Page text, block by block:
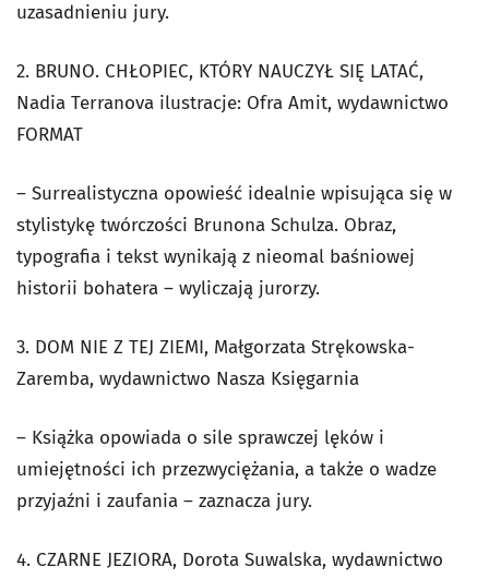
uzasadnieniu jury.
2. BRUNO. CHŁOPIEC, KTÓRY NAUCZYŁ SIĘ LATAĆ,
Nadia Terranova ilustracje: Ofra Amit, wydawnictwo
FORMAT
– Surrealistyczna opowieść idealnie wpisująca się w
stylistykę twórczości Brunona Schulza. Obraz,
typografia i tekst wynikają z nieomal baśniowej
historii bohatera – wyliczają jurorzy.
3. DOM NIE Z TEJ ZIEMI, Małgorzata Strękowska-
Zaremba, wydawnictwo Nasza Księgarnia
– Książka opowiada o sile sprawczej lęków i
umiejętności ich przezwyciężania, a także o wadze
przyjaźni i zaufania – zaznacza jury.
4. CZARNE JEZIORA, Dorota Suwalska, wydawnictwo